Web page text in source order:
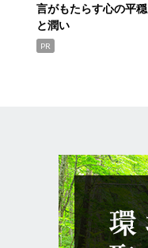
言がもたらす心の平穏
と潤い
PR